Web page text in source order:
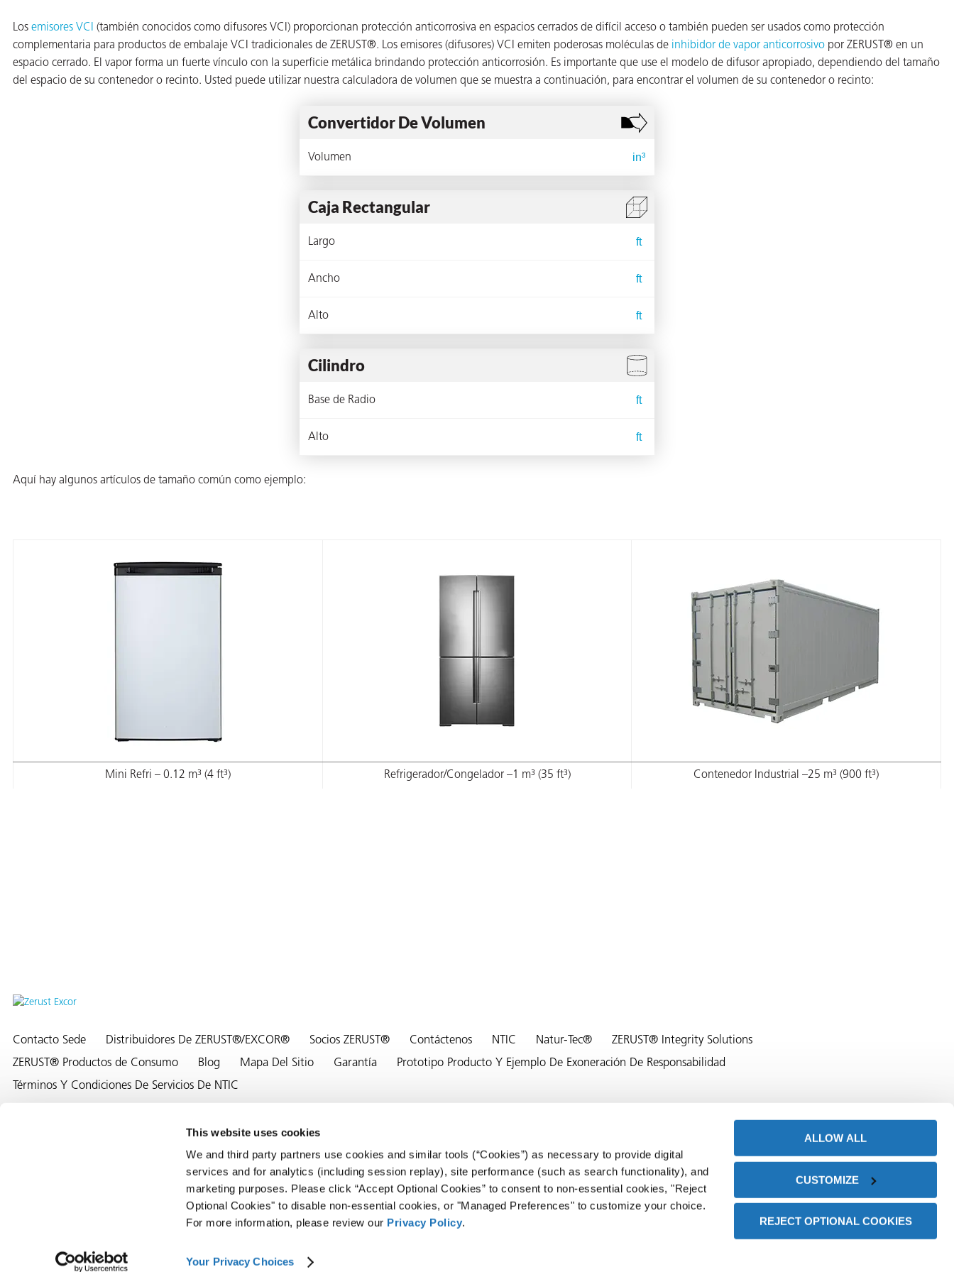
This website uses cookies
We and third party partners use cookies and similar tools (“Cookies”) as necessary to provide digital
services and for analytics (including session replay), site performance (such as search functionality), and
marketing purposes. Please click “Accept Optional Cookies” to consent to non-essential cookies, "Reject
Optional Cookies" to disable non-essential cookies, or "Managed Preferences" to customize your choice.
For more information, please review our Privacy Policy.
Your Privacy Choices
ALLOW ALL
CUSTOMIZE
REJECT OPTIONAL COOKIES
Los emisores VCI
(también conocidos como difusores VCI) proporcionan protección anticorrosiva en espacios cerrados de difícil acceso o también pueden ser usados como protección
complementaria para productos de embalaje VCI tradicionales de ZERUST®. Los emisores (difusores) VCI emiten poderosas moléculas de inhibidor de vapor anticorrosivo por ZERUST® en un
espacio cerrado. El vapor forma un fuerte vínculo con la superficie metálica brindando protección anticorrosión. Es importante que use el modelo de difusor apropiado, dependiendo del tamaño
del espacio de su contenedor o recinto. Usted puede utilizar nuestra calculadora de volumen que se muestra a continuación, para encontrar el volumen de su contenedor o recinto:
Convertidor De Volumen
Volumen
Caja Rectangular
Largo
Ancho
Alto
Cilindro
Base de Radio
Alto
Aquí hay algunos artículos de tamaño común como ejemplo:
Mini Refri – 0.12 m³ (4 ft³) Refrigerador/Congelador –1 m³ (35 ft³) Contenedor Industrial –25 m³ (900 ft³)
Contacto Sede Distribuidores De ZERUST®/EXCOR® Socios ZERUST® Contáctenos NTIC Natur-Tec®
ZERUST® Integrity Solutions
ZERUST® Productos de Consumo
Blog Mapa Del Sitio Garantía
Prototipo Producto Y Ejemplo De Exoneración De Responsabilidad
Términos Y Condiciones De Servicios De NTIC
NTIC and its selected joint ventures are the owners of the following trademarks: ActivPak®, Cor Tab®, EXCOR®, Flange Saver®, ICB®, ICT®, Natur-VCI®, NTI®, Plastabs®, Z-CIS®, Zerion®, ZERUST®, 洁乐特®,
Z-PAK®, and the Color “Yellow.” ABRIGO®, UNICO®, and VALENO® are registered trademarks of EXCOR GmbH, a Joint Venture Partner of NTIC. For warranty and disclaimer information visit,
©2026 Northern Technologies International Corporation (NTIC). All Rights Reserved. | Privacy Policy
e